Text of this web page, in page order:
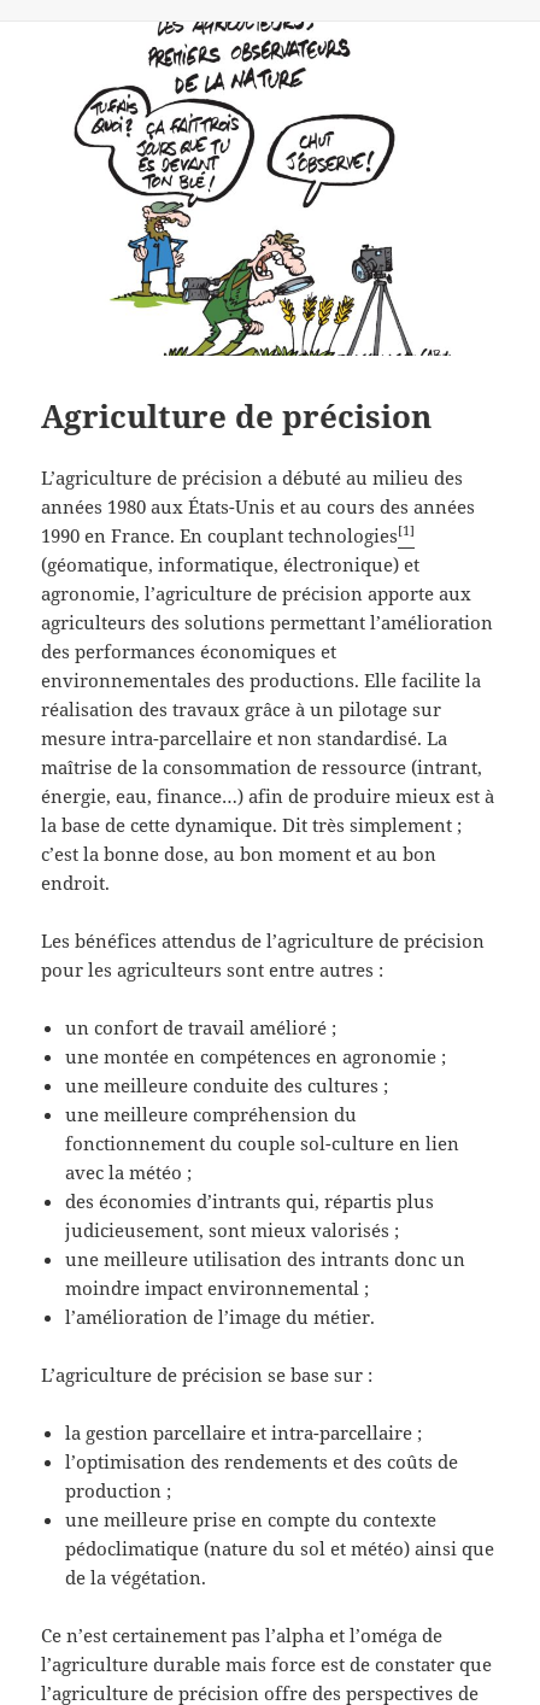
Agriculture de précision
L’agriculture de précision a débuté au milieu des
années 1980 aux États-Unis et au cours des années
1990 en France. En couplant technologies[1]
(géomatique, informatique, électronique) et
agronomie, l’agriculture de précision apporte aux
agriculteurs des solutions permettant l’amélioration
des performances économiques et
environnementales des productions. Elle facilite la
réalisation des travaux grâce à un pilotage sur
mesure intra-parcellaire et non standardisé. La
maîtrise de la consommation de ressource (intrant,
énergie, eau, finance…) afin de produire mieux est à
la base de cette dynamique. Dit très simplement ;
c’est la bonne dose, au bon moment et au bon
endroit.
Les bénéfices attendus de l’agriculture de précision
pour les agriculteurs sont entre autres :
un confort de travail amélioré ;
une montée en compétences en agronomie ;
une meilleure conduite des cultures ;
une meilleure compréhension du
fonctionnement du couple sol-culture en lien
avec la météo ;
des économies d’intrants qui, répartis plus
judicieusement, sont mieux valorisés ;
une meilleure utilisation des intrants donc un
moindre impact environnemental ;
l’amélioration de l’image du métier.
L’agriculture de précision se base sur :
la gestion parcellaire et intra-parcellaire ;
l’optimisation des rendements et des coûts de
production ;
une meilleure prise en compte du contexte
pédoclimatique (nature du sol et météo) ainsi que
de la végétation.
Ce n’est certainement pas l’alpha et l’oméga de
l’agriculture durable mais force est de constater que
l’agriculture de précision offre des perspectives de